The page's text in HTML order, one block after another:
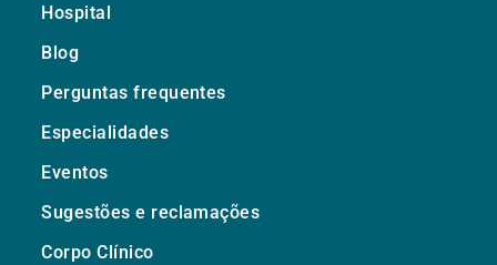
Hospital
Blog
Perguntas frequentes
Especialidades
Eventos
Sugestões e reclamações
Corpo Clínico